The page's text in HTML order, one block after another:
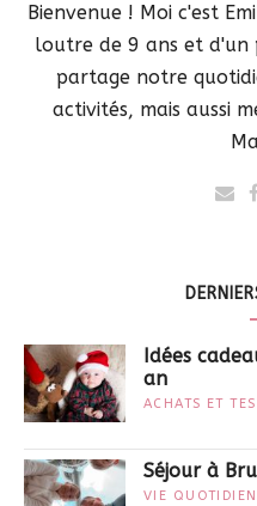
Bienvenue ! Moi c'est
loutre de 9 ans et d'un
partage notre
activités, mais aussi
Idées
an
ACHATS ET
Séjour à
VIE